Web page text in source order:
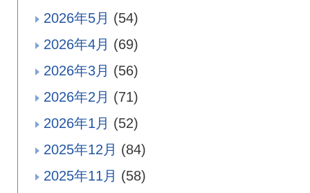
2026年5月 (54)
2026年4月 (69)
2026年3月 (56)
2026年2月 (71)
2026年1月 (52)
2025年12月 (84)
2025年11月 (58)